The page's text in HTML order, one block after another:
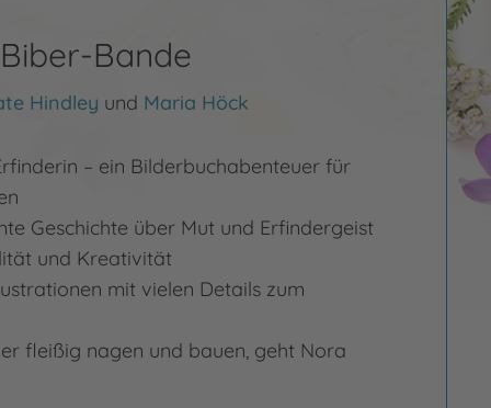
Bande
Hindley und Maria Höck
– ein Bilderbuchabenteuer für
Geschichte über Mut und Erfindergeist
und Kreativität
mit vielen Details zum
fleißig nagen und bauen, geht Nora